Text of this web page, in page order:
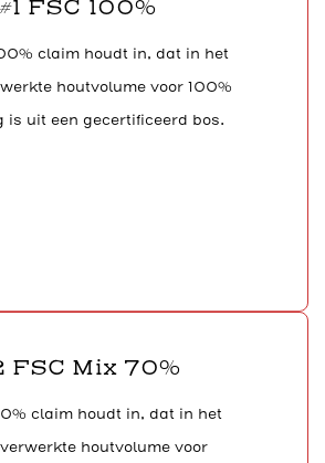
#1 FSC 100%
claim houdt in, dat in het
houtvolume voor 100%
is uit een gecertificeerd bos.
FSC Mix 70%
claim houdt in, dat in het
houtvolume voor